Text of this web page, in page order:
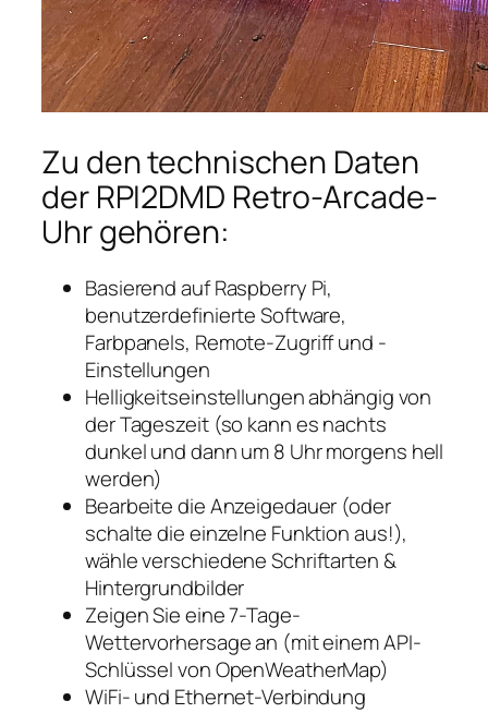
Zu den technischen Daten
der RPI2DMD Retro-Arcade-
Uhr gehören:
Basierend auf Raspberry Pi,
benutzerdefinierte Software,
Farbpanels, Remote-Zugriff und -
Einstellungen
Helligkeitseinstellungen abhängig von
der Tageszeit (so kann es nachts
dunkel und dann um 8 Uhr morgens hell
werden)
Bearbeite die Anzeigedauer (oder
schalte die einzelne Funktion aus!),
wähle verschiedene Schriftarten &
Hintergrundbilder
Zeigen Sie eine 7-Tage-
Wettervorhersage an (mit einem API-
Schlüssel von OpenWeatherMap)
WiFi- und Ethernet-Verbindung